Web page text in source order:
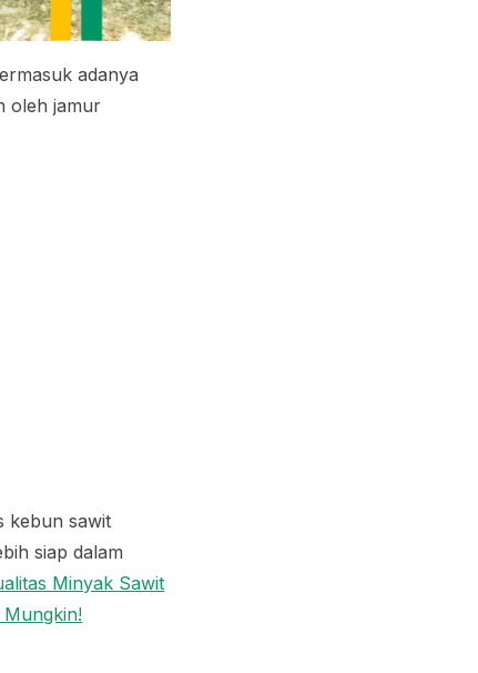
adanya
oleh jamur
kebun sawit
siap dalam
Minyak Sawit
Mungkin!